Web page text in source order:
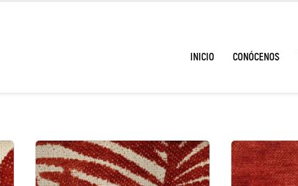
INICIO CONÓCENOS